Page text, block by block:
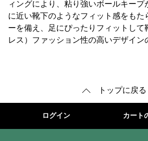
ィングにより、粘り強いボールキープ
に近い靴下のようなフィット感をもた
ーを備え、足にぴったりフィットして
レス）ファッション性の高いデザイン
トップに戻る
ログイン カート